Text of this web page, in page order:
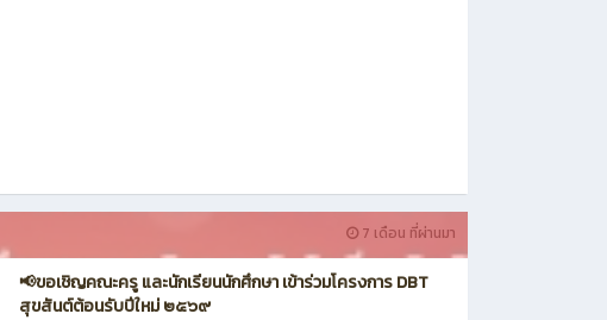
7 เดือน ที่ผ่านมา
📢ขอเชิญคณะครู และนักเรียนนักศึกษา เข้าร่วมโครงการ DBT
สุขสันต์ต้อนรับปีใหม่ ๒๕๖๙